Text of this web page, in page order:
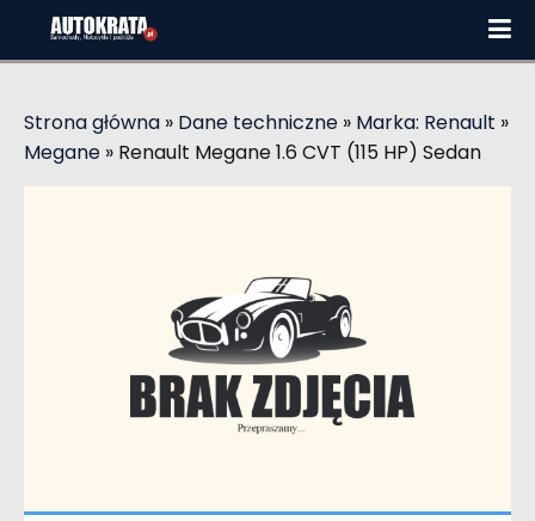
Strona główna » Dane techniczne » Marka: Renault »
Megane » Renault Megane 1.6 CVT (115 HP) Sedan